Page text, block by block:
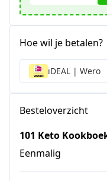
Hoe wil je betalen?
iDEAL | Wero
Besteloverzicht
101 Keto
Eenmalig